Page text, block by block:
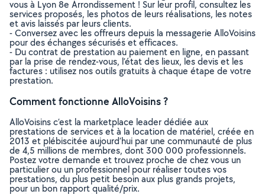
vous à Lyon 8e Arrondissement ! Sur leur profil, consultez les
services proposés, les photos de leurs réalisations, les notes
et avis laissés par leurs clients.
- Conversez avec les offreurs depuis la messagerie AlloVoisins
pour des échanges sécurisés et efficaces.
- Du contrat de prestation au paiement en ligne, en passant
par la prise de rendez-vous, l’état des lieux, les devis et les
factures : utilisez nos outils gratuits à chaque étape de votre
prestation.
Comment fonctionne AlloVoisins ?
AlloVoisins c’est la marketplace leader dédiée aux
prestations de services et à la location de matériel, créée en
2013 et plébiscitée aujourd’hui par une communauté de plus
de 4,5 millions de membres, dont 300 000 professionnels.
Postez votre demande et trouvez proche de chez vous un
particulier ou un professionnel pour réaliser toutes vos
prestations, du plus petit besoin aux plus grands projets,
pour un bon rapport qualité/prix.